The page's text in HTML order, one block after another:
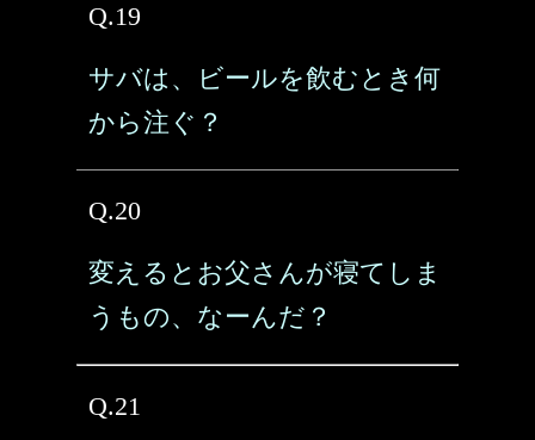
Q.19
サバは、ビールを飲むとき何
から注ぐ？
Q.20
変えるとお父さんが寝てしま
うもの、なーんだ？
Q.21